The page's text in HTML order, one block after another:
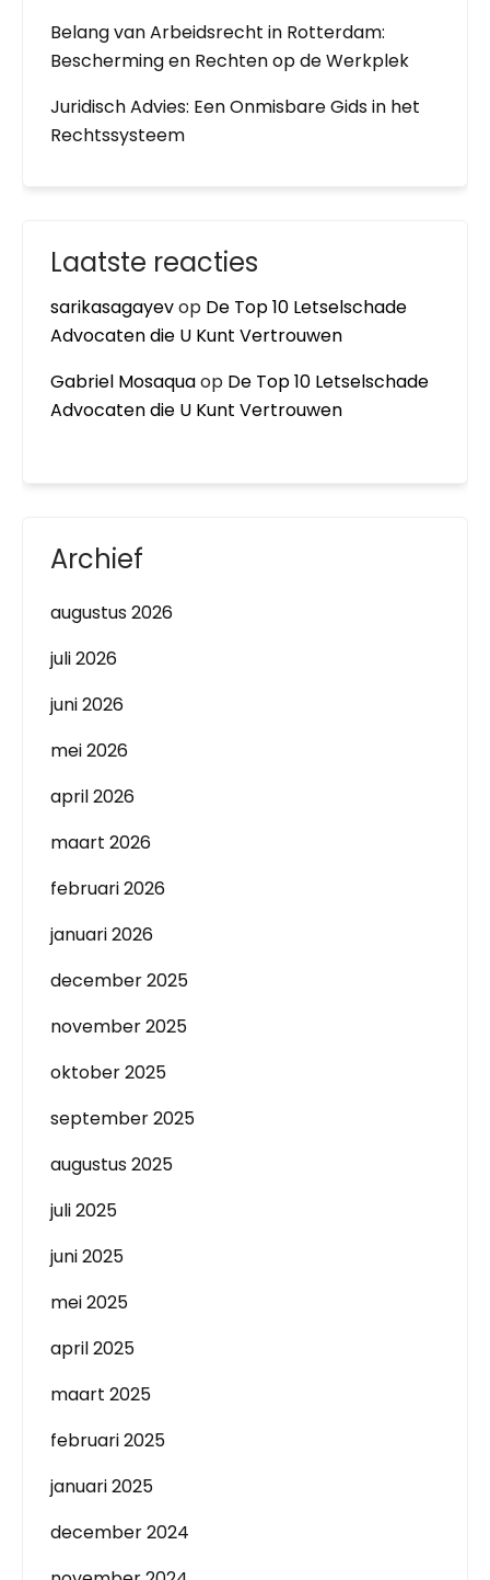
Belang van Arbeidsrecht in Rotterdam:
Bescherming en Rechten op de Werkplek
Juridisch Advies: Een Onmisbare Gids in het
Rechtssysteem
Laatste reacties
sarikasagayevop De Top 10 Letselschade
Advocaten die U Kunt Vertrouwen
Gabriel Mosaquaop De Top 10 Letselschade
Advocaten die U Kunt Vertrouwen
Archief
augustus 2026
juli 2026
juni 2026
mei 2026
april 2026
maart 2026
februari 2026
januari 2026
december 2025
november 2025
oktober 2025
september 2025
augustus 2025
juli 2025
juni 2025
mei 2025
april 2025
maart 2025
februari 2025
januari 2025
december 2024